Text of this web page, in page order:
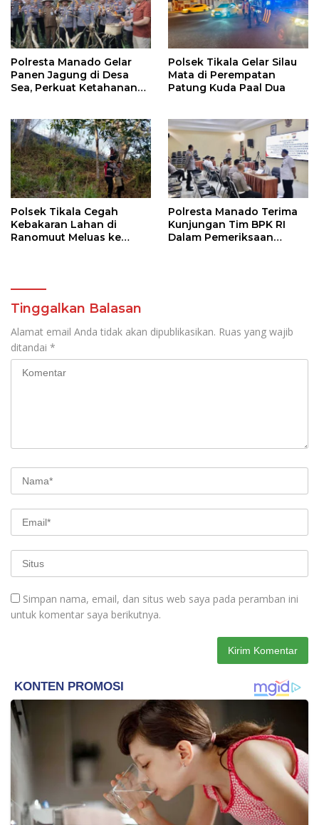
Polresta Manado Gelar
Panen Jagung di Desa
Sea, Perkuat Ketahanan
Polsek Tikala Gelar Silau
Mata di Perempatan
Patung Kuda Paal Dua
Polsek Tikala Cegah
Kebakaran Lahan di
Ranomuut Meluas ke
Polresta Manado Terima
Kunjungan Tim BPK RI
Dalam Pemeriksaan
Tinggalkan Balasan
Alamat email Anda tidak akan dipublikasikan. Ruas yang wajib
ditandai *
Simpan nama, email, dan situs web saya pada peramban ini
untuk komentar saya berikutnya.